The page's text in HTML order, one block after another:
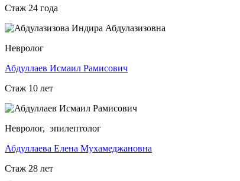
Стаж 24 года
Невролог
Абдуллаев Исмаил Рамисович
Стаж 10 лет
Невролог, эпилептолог
Абдуллаева Елена Мухамеджановна
Стаж 28 лет